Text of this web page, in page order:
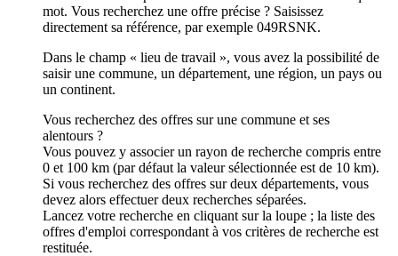
mot. Vous recherchez une offre précise ? Saisissez
directement sa référence, par exemple 049RSNK.
Dans le champ « lieu de travail », vous avez la possibilité de
saisir une commune, un département, une région, un pays ou
un continent.
Vous recherchez des offres sur une commune et ses
alentours ?
Vous pouvez y associer un rayon de recherche compris entre
0 et 100 km (par défaut la valeur sélectionnée est de 10 km).
Si vous recherchez des offres sur deux départements, vous
devez alors effectuer deux recherches séparées.
Lancez votre recherche en cliquant sur la loupe ; la liste des
offres d'emploi correspondant à vos critères de recherche est
restituée.